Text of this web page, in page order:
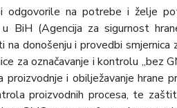
na potrebe i želјe
BiH (Agencija za sigurnost
donošenju i provedbi smjernica
za označavanje i kontrolu „bez
proizvodnje i obilјežavanje hrane
proizvodnih procesa, te